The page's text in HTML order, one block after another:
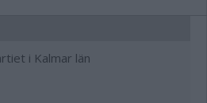
i Kalmar län